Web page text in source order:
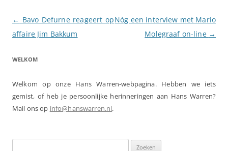
Berichtnavigatie
← Bavo Defurne reageert op
affaire Jim Bakkum
Nóg een interview met Mario
Molegraaf on-line →
WELKOM
Welkom op onze Hans Warren-webpagina. Hebben we iets
gemist, of heb je persoonlijke herinneringen aan Hans Warren?
Mail ons op info@hanswarren.nl.